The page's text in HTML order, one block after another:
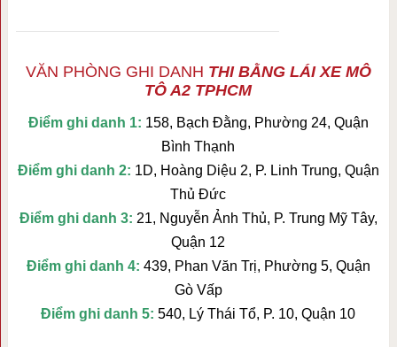
VĂN PHÒNG GHI DANH THI BẰNG LÁI XE MÔ
TÔ A2 TPHCM
Điểm ghi danh 1: 158, Bạch Đằng, Phường 24, Quận
Bình Thạnh
Điểm ghi danh 2: 1D, Hoàng Diệu 2, P. Linh Trung, Quận
Thủ Đức
Điểm ghi danh 3: 21, Nguyễn Ảnh Thủ, P. Trung Mỹ Tây,
Quận 12
Điểm ghi danh 4: 439, Phan Văn Trị, Phường 5, Quận
Gò Vấp
Điểm ghi danh 5: 540, Lý Thái Tổ, P. 10, Quận 10